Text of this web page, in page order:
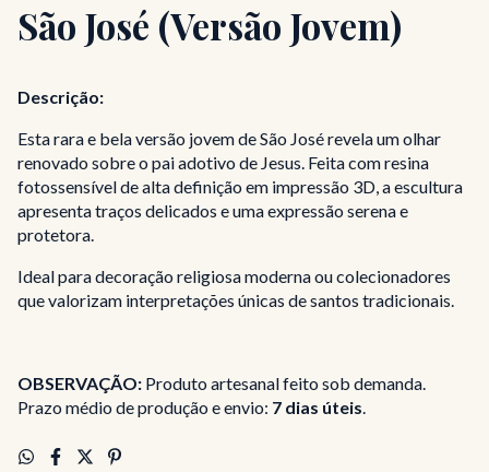
São José (Versão Jovem)
Descrição:
Esta rara e bela versão jovem de São José revela um olhar
renovado sobre o pai adotivo de Jesus. Feita com resina
fotossensível de alta definição em impressão 3D, a escultura
apresenta traços delicados e uma expressão serena e
protetora.
Ideal para decoração religiosa moderna ou colecionadores
que valorizam interpretações únicas de santos tradicionais.
OBSERVAÇÃO: Produto artesanal feito sob demanda.
Prazo médio de produção e envio: 7 dias úteis.